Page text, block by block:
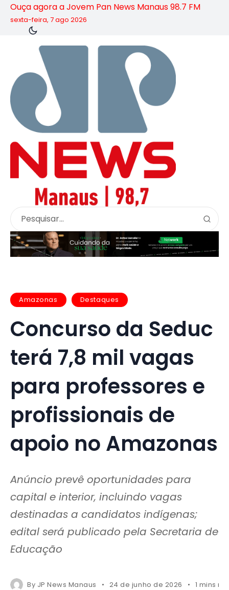
Ouça agora a Jovem Pan News Manaus 98.7 FM
sexta-feira, 7 ago 2026
Amazonas Destaques
Concurso da Seduc
terá 7,8 mil vagas
para professores e
profissionais de
apoio no Amazonas
Anúncio prevê oportunidades para
capital e interior, incluindo vagas
destinadas a candidatos indígenas;
edital será publicado pela Secretaria de
Educação
By JP News Manaus 24 de junho de 2026 1 mins